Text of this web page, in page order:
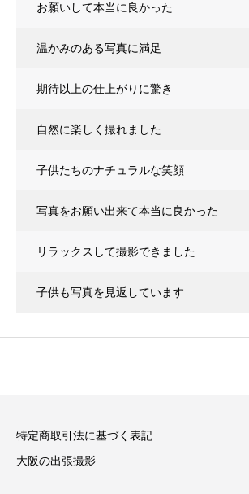
お願いして本当に良かった
温かみのある写真に満足
期待以上の仕上がりに驚き
自然に楽しく撮れました
子供たちのナチュラルな笑顔
写真をお願い出来て本当に良かった
リラックスして撮影できました
子供も写真を見返しています
特定商取引法に基づく表記
大阪の出張撮影